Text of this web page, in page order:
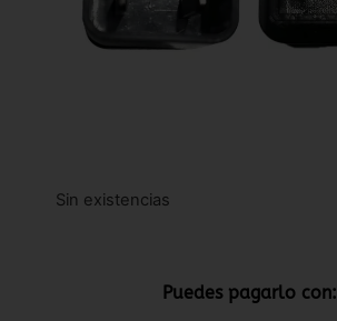
Sin existencias
Puedes pagarlo con: